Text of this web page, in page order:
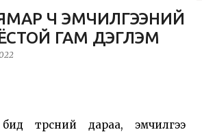
Гавриил
Илизаров
Ч ЭМЧИЛГЭЭНИЙ
ГАМ ДЭГЛЭМ
төрсний дараа, эмчилгээ